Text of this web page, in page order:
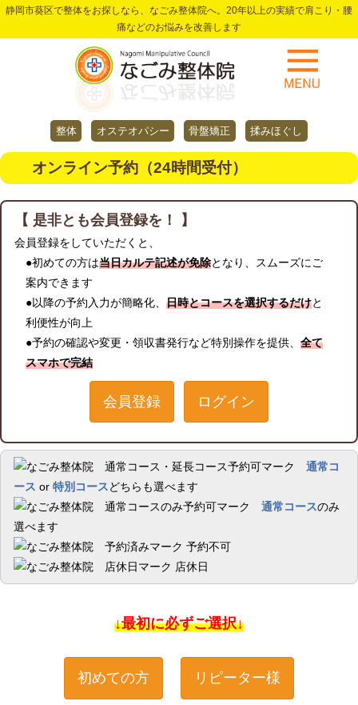
静岡市葵区で整体をお探しなら、なごみ整体院へ。20年以上の実績で肩こり・腰
痛などのお悩みを改善します
整体 オステオパシー 骨盤矯正 揉みほぐし
オンライン予約（24時間受付）
【 是非とも会員登録を！ 】
会員登録をしていただくと、
●初めての方は当日カルテ記述が免除となり、スムーズにご
案内できます
●以降の予約入力が簡略化、 日時とコースを選択するだけと
利便性が向上
●予約の確認や変更・領収書発行など特別操作を提供、 全て
スマホで完結
会員登録 ログイン
通常コ
ース or 特別コースどちらも選べます
通常コースのみ
選べます
予約不可
店休日
↓最初に必ずご選択↓
初めての方 リピーター様